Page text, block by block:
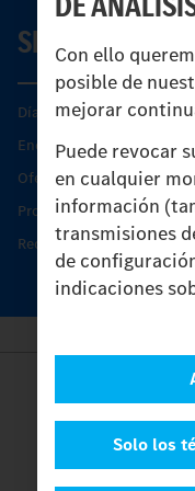
Con ello
posible de
mejorar
Puede revocar
en cualquier
información
transmisiones
de
indicaciones
Solo los
SERVICIO
Días de Servicio del
Encontrar un socio
Oferta de servicio del
Productos de piezas y
Recambios originales